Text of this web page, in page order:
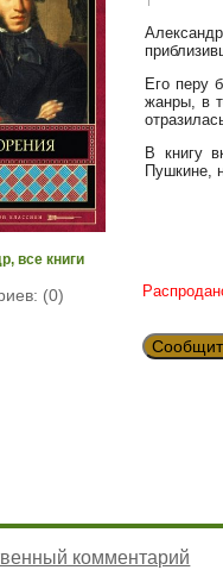
все книги
(0)
Его перу
жанры, в
В книгу
Пушкине,
комментарий